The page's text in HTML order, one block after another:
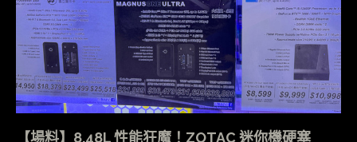
【場料】8.48L 性能狂魔！ZOTAC 迷你機硬塞